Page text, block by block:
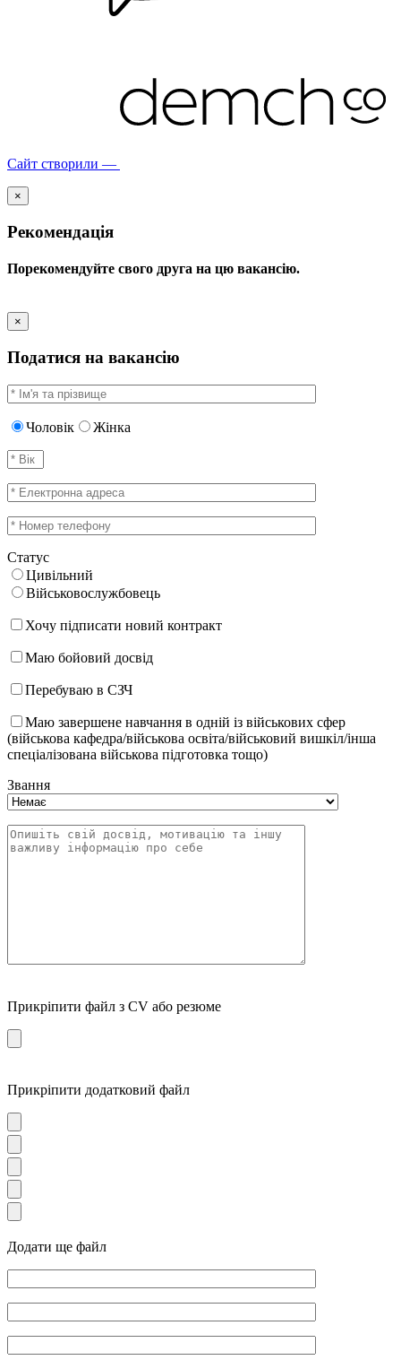
Сайт створили —
×
Рекомендація
Порекомендуйте свого друга на цю вакансію.
×
Податися на вакансію
Чоловік Жінка
Статус
Цивільний
Військовослужбовець
Хочу підписати новий контракт
Маю бойовий досвід
Перебуваю в СЗЧ
Маю завершене навчання в одній із військових сфер
(військова кафедра/військова освіта/військовий вишкіл/інша
спеціалізована військова підготовка тощо)
Звання
Прикріпити файл з CV або резюме
Прикріпити додатковий файл
Додати ще файл